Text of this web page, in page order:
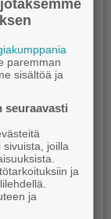
paremman
sisältöä ja
seuraavasti
joilla
ja
ja